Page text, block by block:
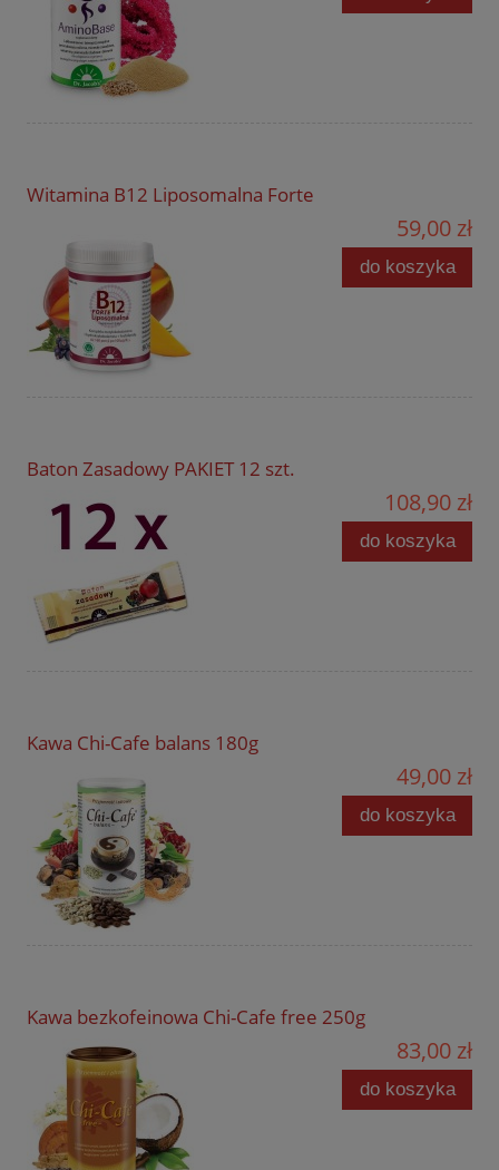
Witamina B12 Liposomalna Forte
59,00 zł
do koszyka
Baton Zasadowy PAKIET 12 szt.
108,90 zł
do koszyka
Kawa Chi-Cafe balans 180g
49,00 zł
do koszyka
Kawa bezkofeinowa Chi-Cafe free 250g
83,00 zł
do koszyka